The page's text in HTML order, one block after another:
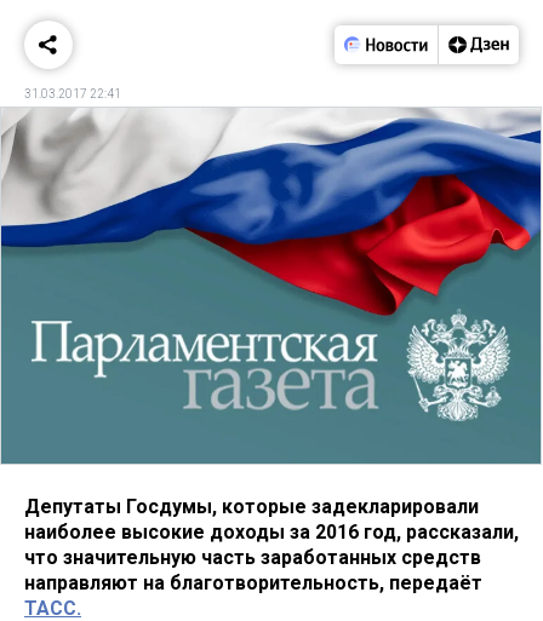
31.03.2017 22:41
Депутаты Госдумы, которые задекларировали
наиболее высокие доходы за 2016 год, рассказали,
что значительную часть заработанных средств
направляют на благотворительность, передаёт
ТАСС.